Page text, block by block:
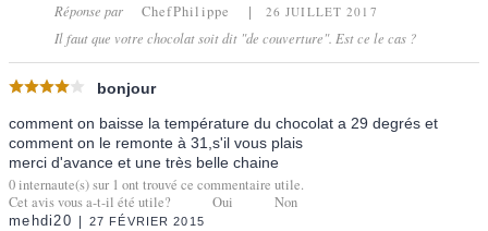
Réponse par ChefPhilippe 26 JUILLET 2017
Il faut que votre chocolat soit dit "de couverture". Est ce le cas ?
bonjour
comment on baisse la température du chocolat a 29 degrés et
comment on le remonte à 31,s'il vous plais
merci d'avance et une très belle chaine
0internaute(s) sur 1 ont trouvé ce commentaire utile.
Cet avis vous a-t-il été utile?
Oui Non
mehdi20 27 FÉVRIER 2015